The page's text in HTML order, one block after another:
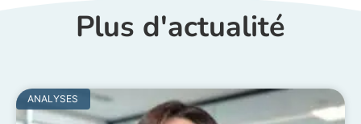
Plus d'actualité
ANALYSES